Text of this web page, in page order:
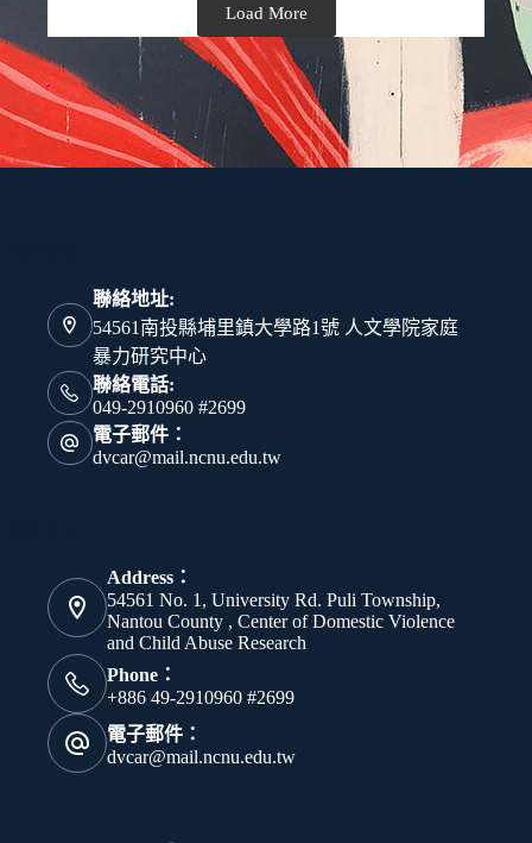
Load More
聯絡地址:
54561南投縣埔里鎮大學路1號 人文學院家庭
暴力研究中心
聯絡電話:
049-2910960 #2699
電子郵件：
dvcar@mail.ncnu.edu.tw
Address：
54561 No. 1, University Rd. Puli Township,
Nantou County , Center of Domestic Violence
and Child Abuse Research
Phone：
+886 49-2910960 #2699
電子郵件：
dvcar@mail.ncnu.edu.tw